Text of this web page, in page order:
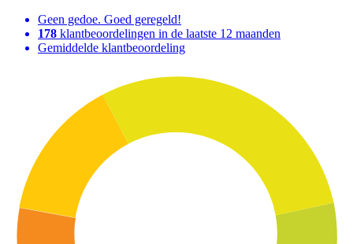
Geen gedoe. Goed geregeld!
178 klantbeoordelingen in de laatste 12 maanden
Gemiddelde klantbeoordeling